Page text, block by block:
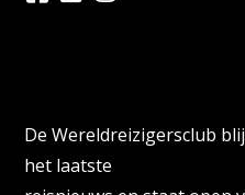
De Wereldreizigersclub
het laatste